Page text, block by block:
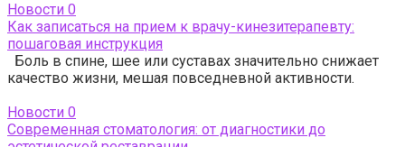
Новости 0
Как записаться на прием к врачу-кинезитерапевту:
пошаговая инструкция
Боль в спине, шее или суставах значительно снижает
качество жизни, мешая повседневной активности.
Новости 0
Современная стоматология: от диагностики до